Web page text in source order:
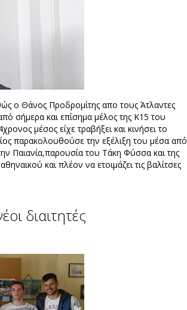
ο Θάνος Προδρομίτης απο τους Άτλαντες
σήμερα και επίσημα μέλος της Κ15 του
μέσος είχε τραβήξει και κινήσει το
παρακολουθούσε την εξέλιξη του μέσα από
Παιανία,παρουσία του Τάκη Φύσσα και της
και πλέον να ετοιμάζει τις βαλίτσες
διαιτητές